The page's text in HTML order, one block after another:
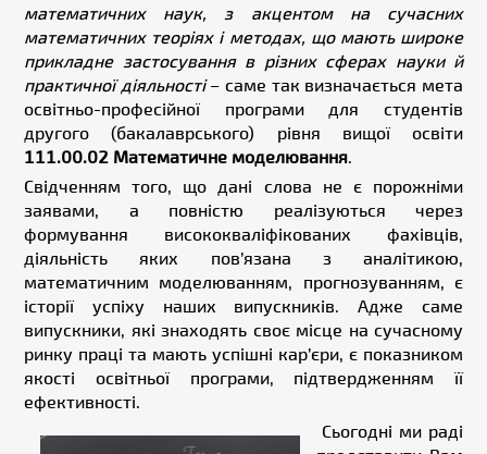
математичних наук, з акцентом на сучасних
математичних теоріях і методах, що мають широке
прикладне застосування в різних сферах науки й
практичної діяльності– саме так визначається мета
освітньо-професійної програми для студентів
другого (бакалаврського) рівня вищої освіти
111.00.02 Математичне моделювання.
Свідченням того, що дані слова не є порожніми
заявами, а повністю реалізуються через
формування висококваліфікованих фахівців,
діяльність яких пов’язана з аналітикою,
математичним моделюванням, прогнозуванням, є
історії успіху наших випускників. Адже саме
випускники, які знаходять своє місце на сучасному
ринку праці та мають успішні кар’єри, є показником
якості освітньої програми, підтвердженням її
ефективності.
Сьогодні ми раді